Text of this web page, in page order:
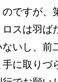
ですが、
スは羽ば
いし、
に取りづ